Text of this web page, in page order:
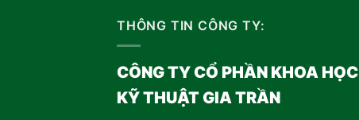
THÔNG TIN CÔNG TY:
CÔNG TY CỔ PHẦN KHOA HỌC
KỸ THUẬT GIA TRẦN